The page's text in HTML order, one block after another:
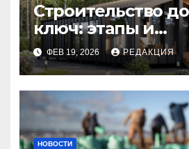
Строительство
ключ: этапы и
планирование
ФЕВ 19, 2026 РЕДАКЦИЯ
НОВОСТИ